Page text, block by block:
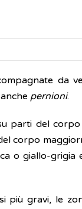
da
pernioni.
parti del
corpo
o giallo-grigia
più gravi, le